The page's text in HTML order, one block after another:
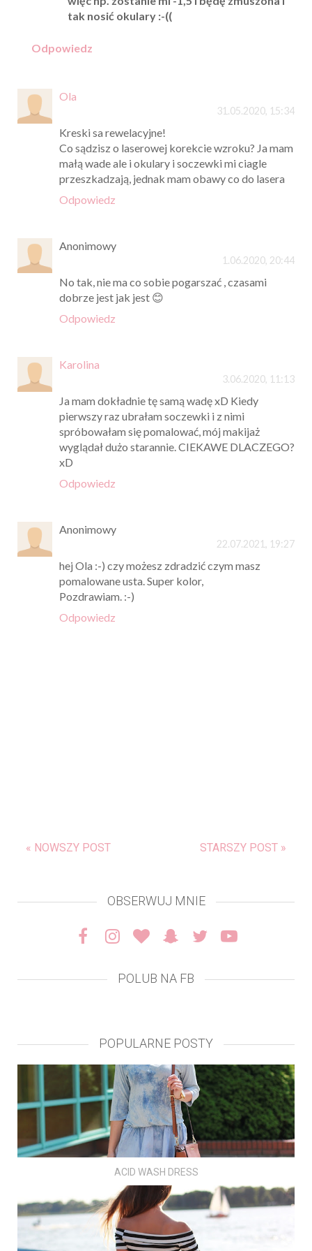
tak nosić okulary :-((
Odpowiedz
Ola
31.05.2020, 15:34
Kreski sa rewelacyjne!
Co sądzisz o laserowej korekcie wzroku? Ja mam
małą wade ale i okulary i soczewki mi ciagle
przeszkadzają, jednak mam obawy co do lasera
Odpowiedz
Anonimowy
1.06.2020, 20:44
No tak, nie ma co sobie pogarszać , czasami
dobrze jest jak jest 😊
Odpowiedz
Karolina
3.06.2020, 11:13
Ja mam dokładnie tę samą wadę xD Kiedy
pierwszy raz ubrałam soczewki i z nimi
spróbowałam się pomalować, mój makijaż
wyglądał dużo starannie. CIEKAWE DLACZEGO?
xD
Odpowiedz
Anonimowy
22.07.2021, 19:27
hej Ola :-) czy możesz zdradzić czym masz
pomalowane usta. Super kolor,
Pozdrawiam. :-)
Odpowiedz
« NOWSZY POST STARSZY POST »
OBSERWUJ MNIE
POLUB NA FB
POPULARNE POSTY
ACID WASH DRESS